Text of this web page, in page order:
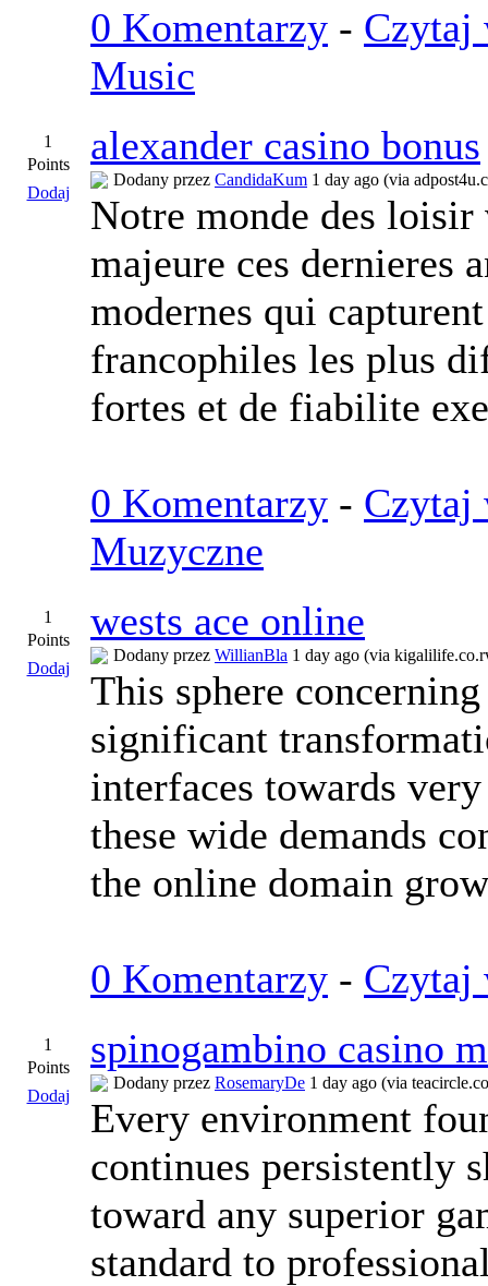
0 Komentarzy - Czytaj
Music
1
Points
Dodaj
alexander casino bonus
Dodany przez CandidaKum 1 day ago (via
Notre monde des
majeure ces dernieres
modernes qui
francophiles les plus
fortes et de fiabilite
0 Komentarzy - Czytaj
Muzyczne
1
Points
Dodaj
wests ace online
Dodany przez WillianBla 1 day ago (via
This sphere
significant
interfaces towards
these wide demands
the online domain
0 Komentarzy - Czytaj
1
Points
Dodaj
spinogambino casino
Dodany przez RosemaryDe 1 day ago (via
Every environment
continues persistently
toward any superior
standard to